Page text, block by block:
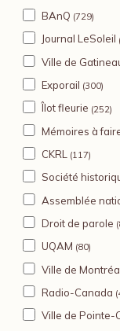
BAnQ (729)
Journal LeSoleil
Ville de
Exporail (300)
Îlot fleurie (252)
Mémoires à
CKRL (117)
Société
Assemblée
Droit de parole
UQAM (80)
Ville de
Radio-Canada
Ville de Pointe-